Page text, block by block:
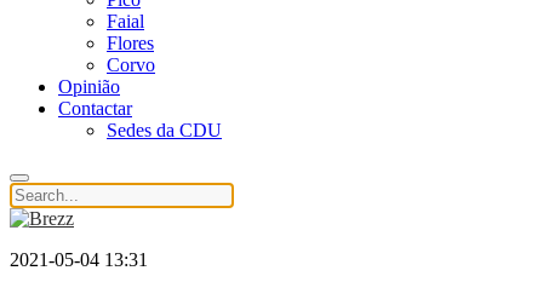
Faial
Flores
Corvo
Opinião
Contactar
Sedes da CDU
2021-05-04 13:31